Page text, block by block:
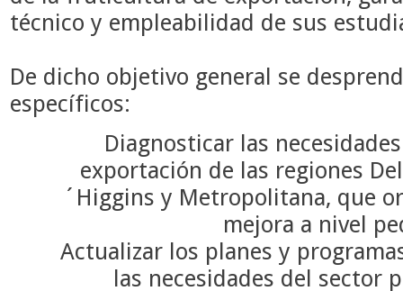
técnico y empleabilidad de sus
De dicho objetivo general se
específicos:
Diagnosticar las
exportación de las regiones
´Higgins y Metropolitana, que
mejora a nivel
Actualizar los planes y
las necesidades del sector